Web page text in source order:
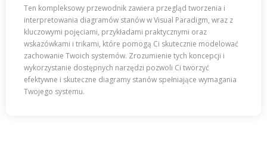
Ten kompleksowy przewodnik zawiera przegląd tworzenia i
interpretowania diagramów stanów w Visual Paradigm, wraz z
kluczowymi pojęciami, przykładami praktycznymi oraz
wskazówkami i trikami, które pomogą Ci skutecznie modelować
zachowanie Twoich systemów. Zrozumienie tych koncepcji i
wykorzystanie dostępnych narzędzi pozwoli Ci tworzyć
efektywne i skuteczne diagramy stanów spełniające wymagania
Twojego systemu.